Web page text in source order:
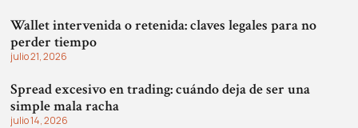
Wallet intervenida o retenida: claves legales para no
perder tiempo
julio 21, 2026
Spread excesivo en trading: cuándo deja de ser una
simple mala racha
julio 14, 2026